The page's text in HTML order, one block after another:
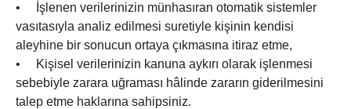
• İşlenen verilerinizin münhasıran otomatik sistemler
vasıtasıyla analiz edilmesi suretiyle kişinin kendisi
aleyhine bir sonucun ortaya çıkmasına itiraz etme,
• Kişisel verilerinizin kanuna aykırı olarak işlenmesi
sebebiyle zarara uğraması hâlinde zararın giderilmesini
talep etme haklarına sahipsiniz.